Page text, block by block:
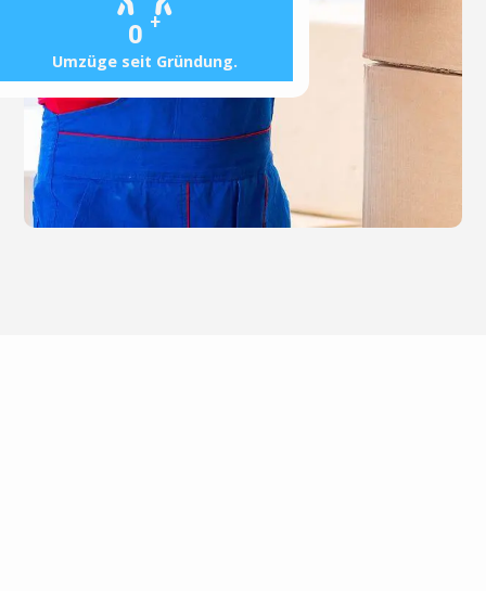
0 +
Umzüge seit Gründung.